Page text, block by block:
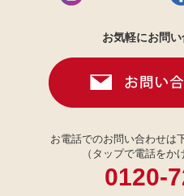
お気軽にお問
お電話でのお問い合わせは
（タップで電話をか
0120-